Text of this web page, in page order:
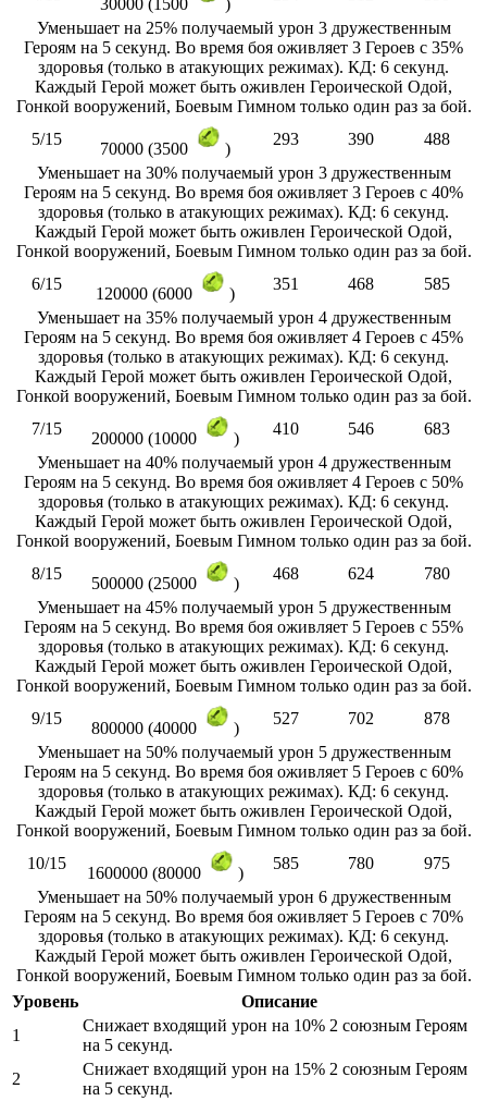
Уменьшает на 25% получаемый урон 3 дружественным
Героям на 5 секунд. Во время боя оживляет 3 Героев с 35%
здоровья (только в атакующих режимах). КД: 6 секунд.
Каждый Герой может быть оживлен Героической Одой,
Гонкой вооружений, Боевым Гимном только один раз за бой.
5/15
70000 (3500 )
293 390
488
Уменьшает на 30% получаемый урон 3 дружественным
Героям на 5 секунд. Во время боя оживляет 3 Героев с 40%
здоровья (только в атакующих режимах). КД: 6 секунд.
Каждый Герой может быть оживлен Героической Одой,
Гонкой вооружений, Боевым Гимном только один раз за бой.
6/15
120000 (6000 )
351 468
585
Уменьшает на 35% получаемый урон 4 дружественным
Героям на 5 секунд. Во время боя оживляет 4 Героев с 45%
здоровья (только в атакующих режимах). КД: 6 секунд.
Каждый Герой может быть оживлен Героической Одой,
Гонкой вооружений, Боевым Гимном только один раз за бой.
7/15
200000 (10000 )
410 546
683
Уменьшает на 40% получаемый урон 4 дружественным
Героям на 5 секунд. Во время боя оживляет 4 Героев с 50%
здоровья (только в атакующих режимах). КД: 6 секунд.
Каждый Герой может быть оживлен Героической Одой,
Гонкой вооружений, Боевым Гимном только один раз за бой.
8/15
500000 (25000 )
468 624
780
Уменьшает на 45% получаемый урон 5 дружественным
Героям на 5 секунд. Во время боя оживляет 5 Героев с 55%
здоровья (только в атакующих режимах). КД: 6 секунд.
Каждый Герой может быть оживлен Героической Одой,
Гонкой вооружений, Боевым Гимном только один раз за бой.
9/15
800000 (40000 )
527 702
878
Уменьшает на 50% получаемый урон 5 дружественным
Героям на 5 секунд. Во время боя оживляет 5 Героев с 60%
здоровья (только в атакующих режимах). КД: 6 секунд.
Каждый Герой может быть оживлен Героической Одой,
Гонкой вооружений, Боевым Гимном только один раз за бой.
10/15
1600000 (80000 )
585 780
975
Уменьшает на 50% получаемый урон 6 дружественным
Героям на 5 секунд. Во время боя оживляет 5 Героев с 70%
здоровья (только в атакующих режимах). КД: 6 секунд.
Каждый Герой может быть оживлен Героической Одой,
Гонкой вооружений, Боевым Гимном только один раз за бой.
Уровень
Описание
1
Снижает входящий урон на 10% 2 союзным Героям
на 5 секунд.
2
Снижает входящий урон на 15% 2 союзным Героям
на 5 секунд.